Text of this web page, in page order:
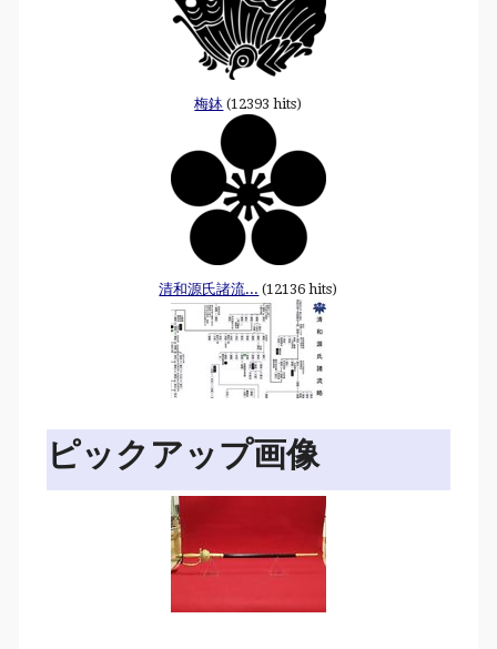
梅鉢 (12393 hits)
清和源氏諸流... (12136 hits)
ピックアップ画像